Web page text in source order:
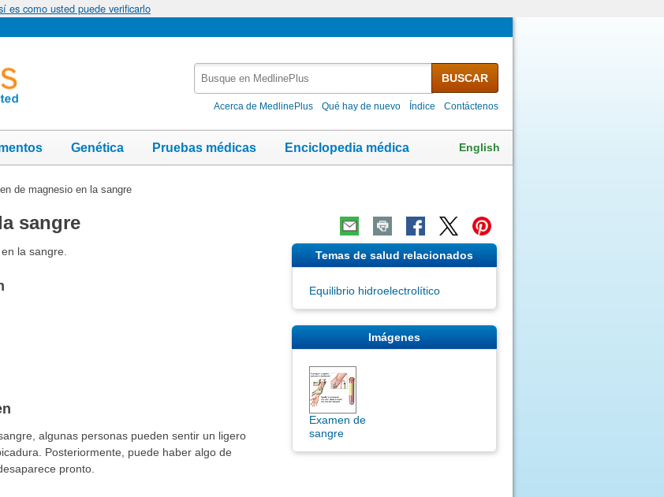
es como usted puede verificarlo
MedlinePlus
BUSCAR
Acerca de MedlinePlus Qué hay de nuevo Índice Contáctenos
Genética Pruebas médicas Enciclopedia médica English
de magnesio en la sangre
sangre
la sangre.
algunas personas pueden sentir un ligero
Posteriormente, puede haber algo de
pronto.
Temas de salud relacionados
Equilibrio hidroelectrolítico
Imágenes
Examen de
sangre